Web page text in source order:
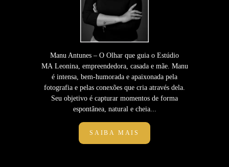
Manu Antunes – O Olhar que guia o Estúdio
MA Leonina, empreendedora, casada e mãe. Manu
é intensa, bem-humorada e apaixonada pela
fotografia e pelas conexões que cria através dela.
Seu objetivo é capturar momentos de forma
espontânea, natural e cheia...
SAIBA MAIS